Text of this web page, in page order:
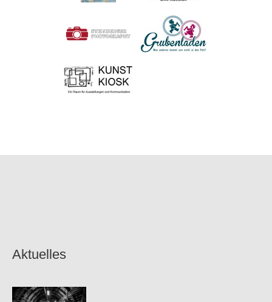
Aktuelles